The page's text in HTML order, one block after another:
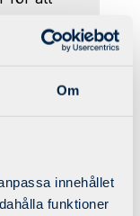
Om
innehållet
funktioner
så